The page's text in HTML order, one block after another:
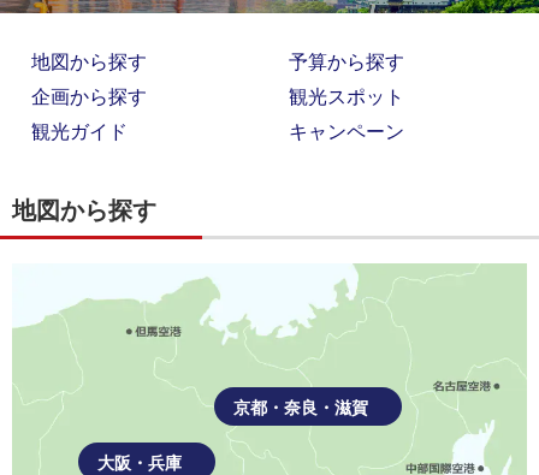
地図から探す
予算から探す
企画から探す
観光スポット
観光ガイド
キャンペーン
地図から探す
大阪・兵庫
京都・奈良・滋賀